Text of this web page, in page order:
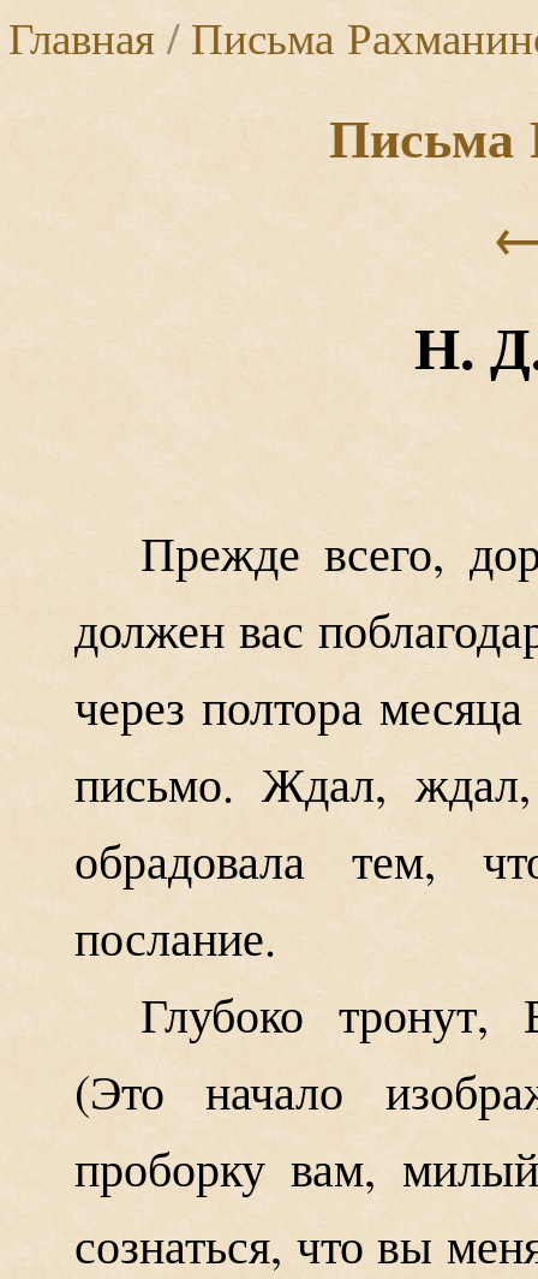
Главная/Письма
Письма
Н.
Прежде всего,
должен вас
через полтора
письмо. Ждал,
обрадовала тем,
послание.
Глубоко тронут,
(Это начало
проборку вам,
сознаться, что вы